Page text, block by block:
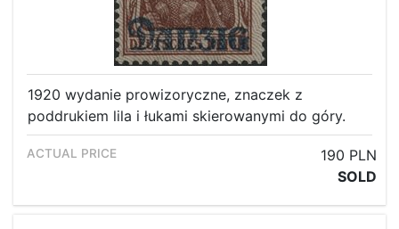
1920 wydanie prowizoryczne, znaczek z
poddrukiem lila i łukami skierowanymi do góry.
190 PLN
SOLD